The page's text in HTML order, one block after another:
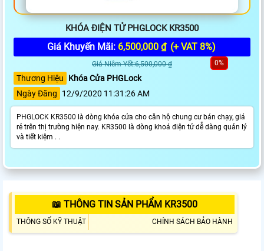
KHÓA ĐIỆN TỬ PHGLOCK KR3500
Giá Khuyến Mãi: 6,500,000 ₫ (+ VAT 8%)
Giá Niêm Yết:6,500,000 ₫ 0%
Thương Hiệu
Khóa Cửa PHGLock
Ngày Đăng
12/9/2020 11:31:26 AM
PHGLOCK KR3500 là dòng khóa cửa cho căn hộ chung cư bán chạy, giá
rẻ trên thị trường hiện nay. KR3500 là dòng khoá điện tử dễ dàng quản lý
và tiết kiệm . .
📖 THÔNG TIN SẢN PHẨM KR3500
THÔNG SỐ KỸ THUẬT CHÍNH SÁCH BẢO HÀNH